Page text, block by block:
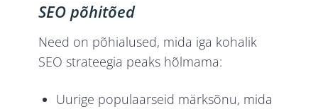
SEO põhitõed
Need on põhialused, mida iga kohalik
SEO strateegia peaks hõlmama:
Uurige populaarseid märksõnu, mida